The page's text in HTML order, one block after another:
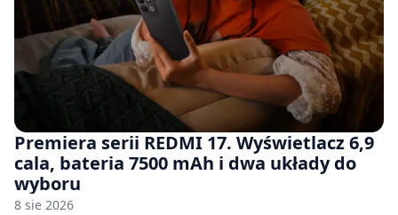
Premiera serii REDMI 17. Wyświetlacz 6,9
cala, bateria 7500 mAh i dwa układy do
wyboru
8 sie 2026